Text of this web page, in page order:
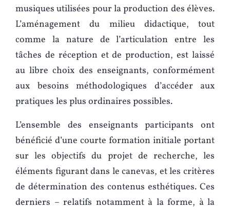
musiques utilisées pour la production des élèves.
L’aménagement du milieu didactique, tout
comme la nature de l’articulation entre les
tâches de réception et de production, est laissé
au libre choix des enseignants, conformément
aux besoins méthodologiques d’accéder aux
pratiques les plus ordinaires possibles.
L’ensemble des enseignants participants ont
bénéficié d’une courte formation initiale portant
sur les objectifs du projet de recherche, les
éléments figurant dans le canevas, et les critères
de détermination des contenus esthétiques. Ces
derniers – relatifs notamment à la forme, à la